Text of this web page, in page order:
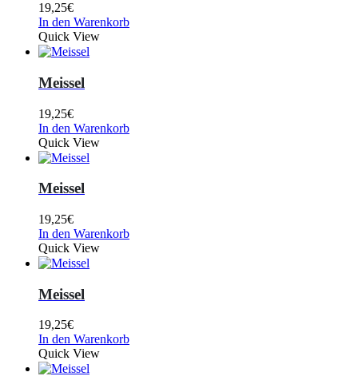
19,25€
In den Warenkorb
Quick View
Meissel
19,25€
In den Warenkorb
Quick View
Meissel
19,25€
In den Warenkorb
Quick View
Meissel
19,25€
In den Warenkorb
Quick View